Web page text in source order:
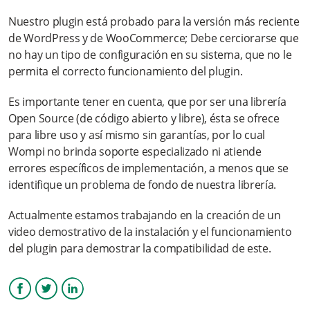
¿Qué restricciones tengo al momento de realizar
transacciones?
¿Qué beneficios tengo al utilizar Tokenbox y/o Oneclick
cuando realizo mis pagos?
¿Qué características o condiciones debo tener para utilizar
Tokenbox y/o Oneclick?
Más información
Nuestro plugin está probado para la versión más reciente
de WordPress y de WooCommerce; Debe cerciorarse que
no hay un tipo de configuración en su sistema, que no le
permita el correcto funcionamiento del plugin.
Es importante tener en cuenta, que por ser una librería
Open Source (de código abierto y libre), ésta se ofrece
para libre uso y así mismo sin garantías, por lo cual
Wompi no brinda soporte especializado ni atiende
errores específicos de implementación, a menos que se
identifique un problema de fondo de nuestra librería.
Actualmente estamos trabajando en la creación de un
video demostrativo de la instalación y el funcionamiento
del plugin para demostrar la compatibilidad de este.